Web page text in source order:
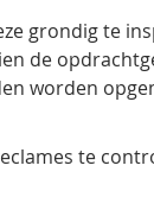
grondig te
de
worden
te